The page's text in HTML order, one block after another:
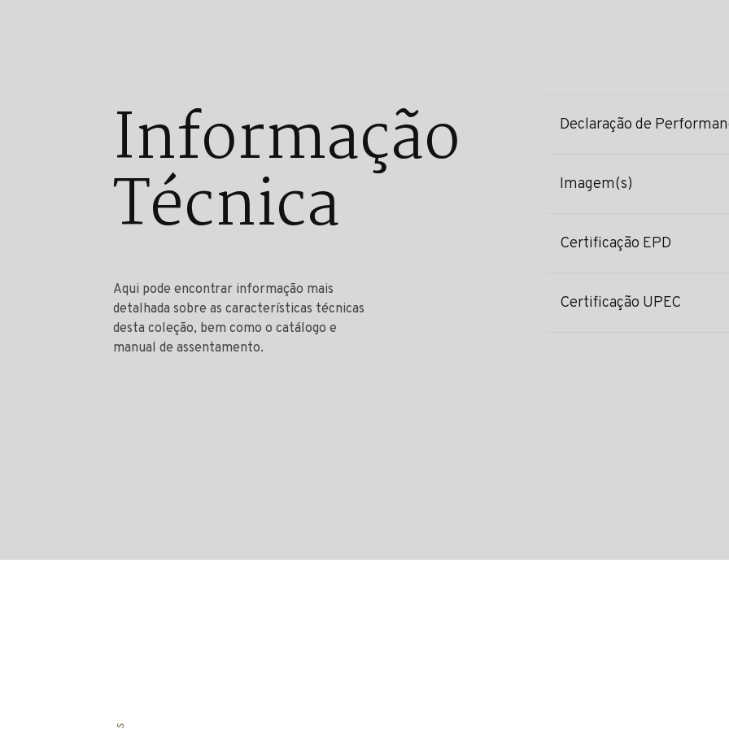
Informação
Técnica
Aqui pode encontrar informação mais
detalhada sobre as características técnicas
desta coleção, bem como o catálogo e
manual de assentamento.
Declaração de
Imagem(s)
Certificação EPD
Certificação UPEC